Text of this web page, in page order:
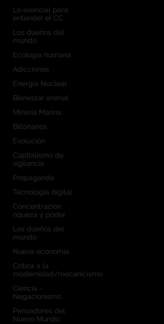
Lo esencial para
entender el CC
Los dueños del
mundo
Ecología humana
Adicciones
Energía Nuclear
Bienestar animal
Minería Marina
Billonarios
Evolución
Capitalismo de
vigilancia
Propaganda
Tecnología digital
Concentración
riqueza y poder
Los dueños del
mundo
Nueva economía
Crítica a la
modernidad/mecanicismo
Ciencia -
Negacionismo
Pensadores del
Nuevo Mundo